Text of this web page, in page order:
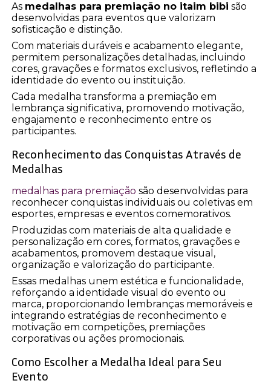
As medalhas para premiação no itaim bibi são
desenvolvidas para eventos que valorizam
sofisticação e distinção.
Com materiais duráveis e acabamento elegante,
permitem personalizações detalhadas, incluindo
cores, gravações e formatos exclusivos, refletindo a
identidade do evento ou instituição.
Cada medalha transforma a premiação em
lembrança significativa, promovendo motivação,
engajamento e reconhecimento entre os
participantes.
Reconhecimento das Conquistas Através de
Medalhas
medalhas para premiação são desenvolvidas para
reconhecer conquistas individuais ou coletivas em
esportes, empresas e eventos comemorativos.
Produzidas com materiais de alta qualidade e
personalização em cores, formatos, gravações e
acabamentos, promovem destaque visual,
organização e valorização do participante.
Essas medalhas unem estética e funcionalidade,
reforçando a identidade visual do evento ou
marca, proporcionando lembranças memoráveis e
integrando estratégias de reconhecimento e
motivação em competições, premiações
corporativas ou ações promocionais.
Como Escolher a Medalha Ideal para Seu
Evento